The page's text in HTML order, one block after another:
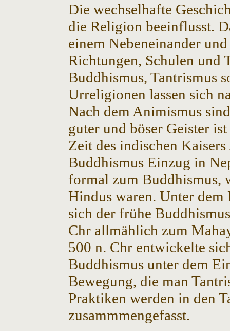
Die wechselhafte
die Religion beeinflusst.
einem Nebeneinander
Richtungen, Schulen und
Buddhismus, Tantrismus
Urreligionen lassen sich
Nach dem Animismus
guter und böser Geister
Zeit des indischen
Buddhismus Einzug in
formal zum Buddhismus,
Hindus waren. Unter
sich der frühe
Chr allmählich zum
500 n. Chr entwickelte
Buddhismus unter dem
Bewegung, die man
Praktiken werden in den
zusammmengefasst.